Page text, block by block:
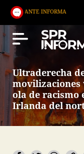
OPINIÓN
Ultraderecha
movilizaciones
ola de racismo
Irlanda del